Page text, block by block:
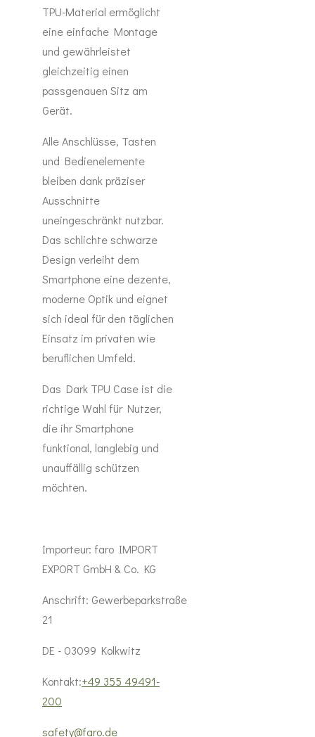
TPU-Material ermöglicht
eine einfache Montage
und gewährleistet
gleichzeitig einen
passgenauen Sitz am
Gerät.
Alle Anschlüsse, Tasten
und Bedienelemente
bleiben dank präziser
Ausschnitte
uneingeschränkt nutzbar.
Das schlichte schwarze
Design verleiht dem
Smartphone eine dezente,
moderne Optik und eignet
sich ideal für den täglichen
Einsatz im privaten wie
beruflichen Umfeld.
Das Dark TPU Case ist die
richtige Wahl für Nutzer,
die ihr Smartphone
funktional, langlebig und
unauffällig schützen
möchten.
Importeur: faro IMPORT
EXPORT GmbH & Co. KG
Anschrift: Gewerbeparkstraße
21
DE - 03099 Kolkwitz
Kontakt:+49 355 49491-
200
safety@faro.de